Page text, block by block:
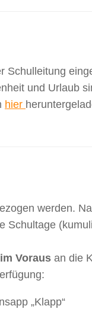
Schulleitung
und Urlaub
hier
werden.
Schultage
Voraus an die
„Klapp“